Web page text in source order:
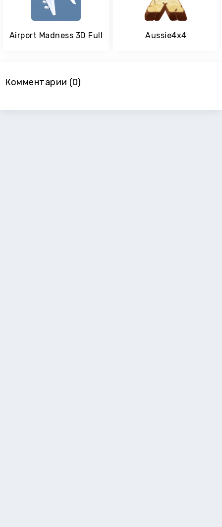
Airport Madness 3D Full Aussie4x4
Комментарии (0)